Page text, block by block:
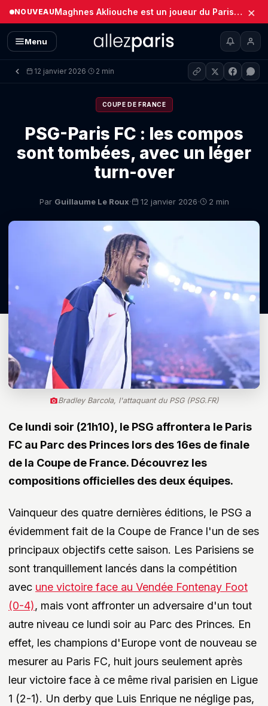
NOUVEAU Maghnes Akliouche est un joueur du Paris Saint-Germain (Officiel) ×
Menu
12 janvier 2026· 2 min
COUPE DE FRANCE
PSG-Paris FC : les compos
sont tombées, avec un léger
turn-over
Par Guillaume Le Roux· 12 janvier 2026· 2 min
Bradley Barcola, l'attaquant du PSG (PSG.FR)
Ce lundi soir (21h10), le PSG affrontera le Paris
FC au Parc des Princes lors des 16es de finale
de la Coupe de France. Découvrez les
compositions officielles des deux équipes.
Vainqueur des quatre dernières éditions, le PSG a
évidemment fait de la Coupe de France l'un de ses
principaux objectifs cette saison. Les Parisiens se
sont tranquillement lancés dans la compétition
avec une victoire face au Vendée Fontenay Foot
(0-4), mais vont affronter un adversaire d'un tout
autre niveau ce lundi soir au Parc des Princes. En
effet, les champions d'Europe vont de nouveau se
mesurer au Paris FC, huit jours seulement après
leur victoire face à ce même rival parisien en Ligue
1 (2-1). Un derby que Luis Enrique ne néglige pas,